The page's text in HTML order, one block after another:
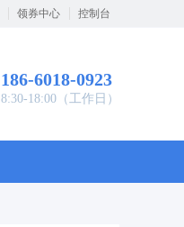
领券中心 控制台
186-6018-0923
8:30-18:00（工作日）